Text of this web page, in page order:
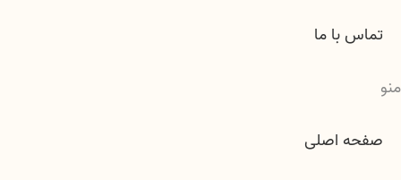
تماس با ما
منو
صفحه اصلی